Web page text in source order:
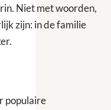
Niet met woorden,
zijn: in de familie
populaire